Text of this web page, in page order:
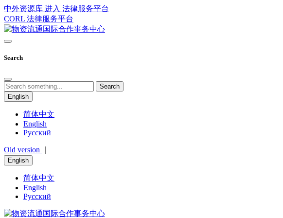
中外资源库 进入 法律服务平台
CORL 法律服务平台
Search
Search
English
简体中文
English
Русский
Old version
English
简体中文
English
Русский